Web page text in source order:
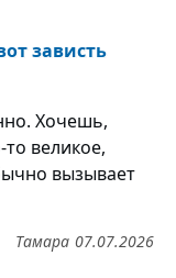
зависть
Хочешь,
великое,
вызывает
07.07.2026
Тамара